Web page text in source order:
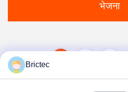
भेजना
Brictec